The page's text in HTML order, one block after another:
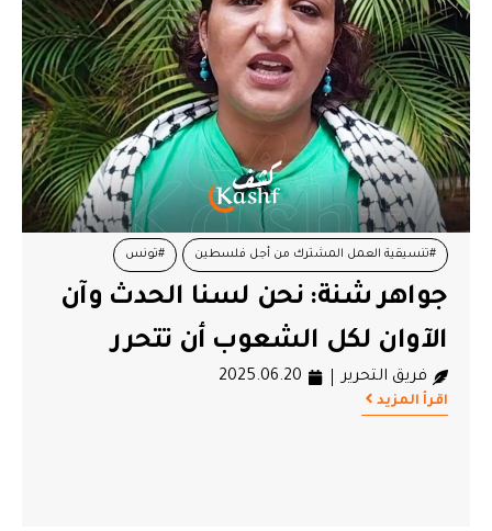
#تنسيقية العمل المشترك من أجل فلسطين #تونس
#جواهر شنة #غزة #قافلة الصمود
جواهر شنة: نحن لسنا الحدث وآن
الآوان لكل الشعوب أن تتحرر
فريق التحرير 2025.06.20
اقرأ المزيد